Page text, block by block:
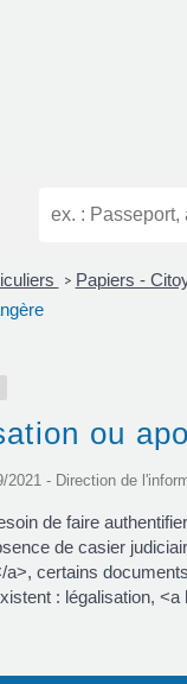
> Papiers -
ou
2021 - Direction de
de faire
de casier
a>, certains
: légalisation,